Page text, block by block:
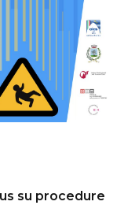
su procedure